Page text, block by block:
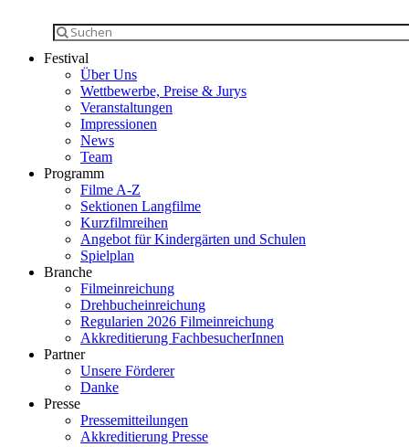
Festival
Über Uns
Wettbewerbe, Preise & Jurys
Veranstaltungen
Impressionen
News
Team
Programm
Filme A-Z
Sektionen Langfilme
Kurzfilmreihen
Angebot für Kindergärten und Schulen
Spielplan
Branche
Filmeinreichung
Drehbucheinreichung
Regularien 2026 Filmeinreichung
Akkreditierung FachbesucherInnen
Partner
Unsere Förderer
Danke
Presse
Pressemitteilungen
Akkreditierung Presse